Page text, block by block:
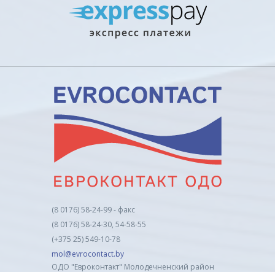
(8 0176) 58-24-99 - факс
(8 0176) 58-24-30, 54-58-55
(+375 25) 549-10-78
mol@evrocontact.by
ОДО "Евроконтакт" Молодечненский район